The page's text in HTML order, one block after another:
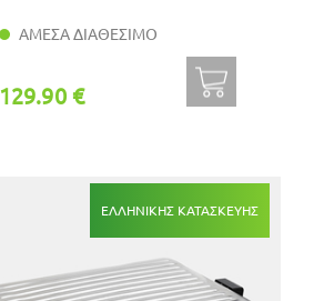
ΑΜΕΣΑ ΔΙΑΘΕΣΙΜΟ
129.90 €
ΕΛΛΗΝΙΚΗΣ ΚΑΤΑΣΚΕΥΗΣ